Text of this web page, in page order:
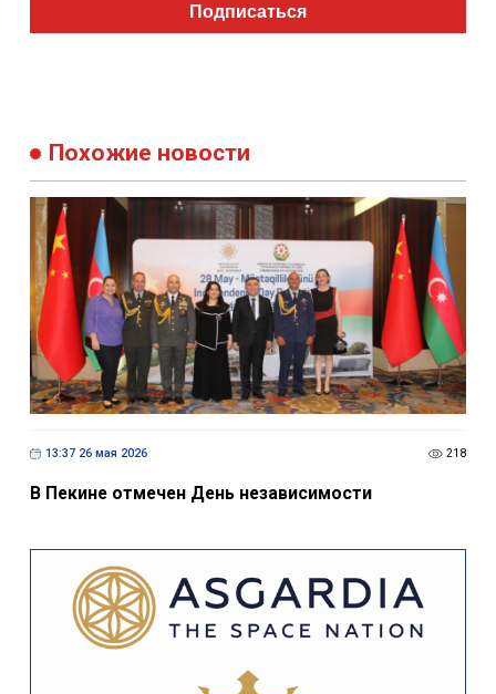
Подписаться
Похожие новости
13:37 26 мая 2026 218
В Пекине отмечен День независимости